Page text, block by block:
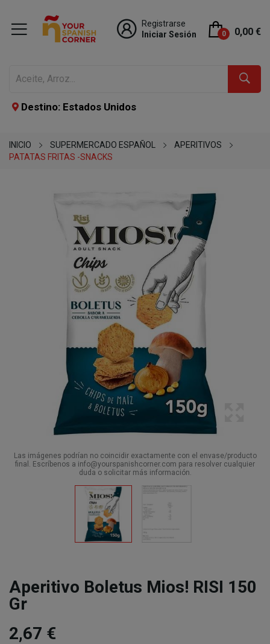
Registrarse
Iniciar Sesión
0 0,00 €
Destino: Estados Unidos
INICIO SUPERMERCADO ESPAÑOL
APERITIVOS
PATATAS FRITAS -SNACKS
Las imágenes podrían no coincidir exactamente con el envase/producto
final. Escríbenos a info@yourspanishcorner.com para resolver cualquier
duda o solicitar más información.
Aperitivo Boletus Mios! RISI 150
Gr
2,67 €